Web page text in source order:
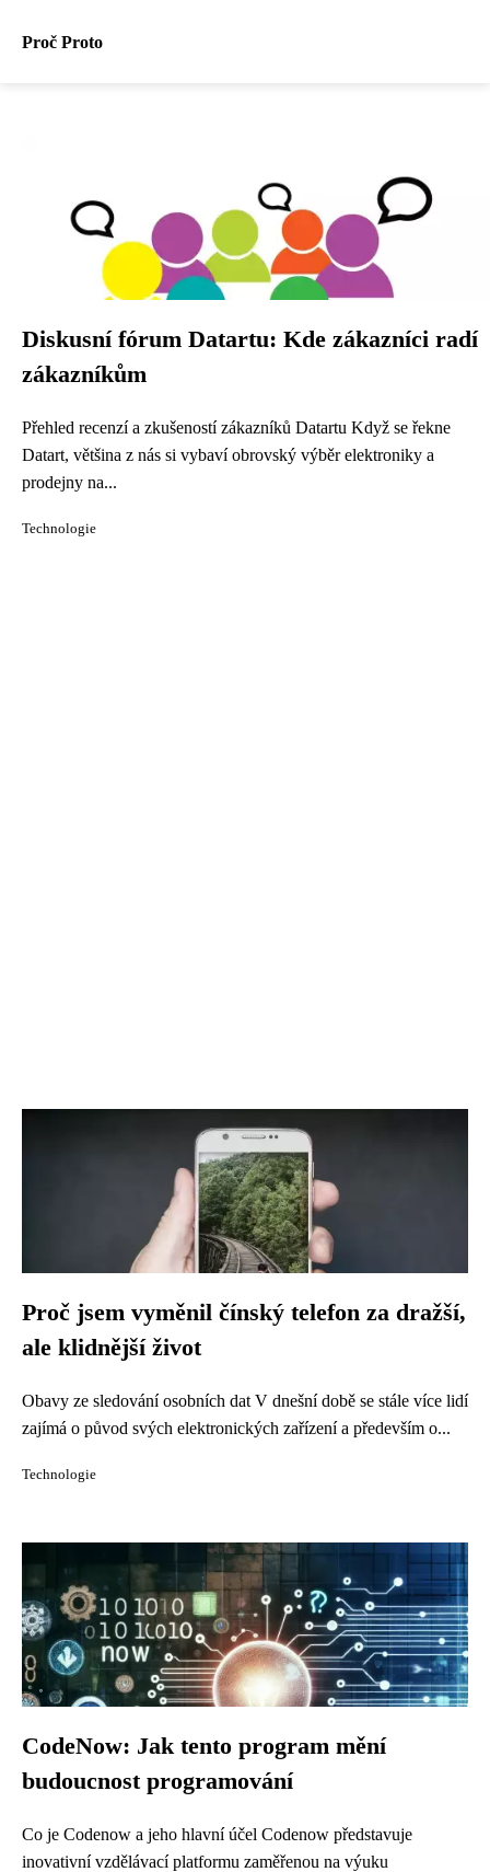
Proč Proto
Diskusní fórum Datartu: Kde zákazníci radí
zákazníkům
Přehled recenzí a zkušeností zákazníků Datartu Když se řekne
Datart, většina z nás si vybaví obrovský výběr elektroniky a
prodejny na...
Technologie
Proč jsem vyměnil čínský telefon za dražší,
ale klidnější život
Obavy ze sledování osobních dat V dnešní době se stále více lidí
zajímá o původ svých elektronických zařízení a především o...
Technologie
CodeNow: Jak tento program mění
budoucnost programování
Co je Codenow a jeho hlavní účel Codenow představuje
inovativní vzdělávací platformu zaměřenou na výuku